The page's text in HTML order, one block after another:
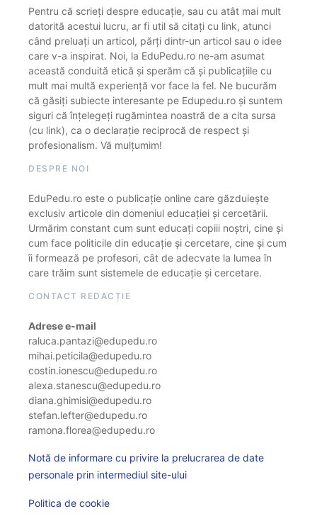
Pentru că scrieți despre educație, sau cu atât mai mult
datorită acestui lucru, ar fi util să citați cu link, atunci
când preluați un articol, părți dintr-un articol sau o idee
care v-a inspirat. Noi, la EduPedu.ro ne-am asumat
această conduită etică și sperăm că și publicațiile cu
mult mai multă experiență vor face la fel. Ne bucurăm
că găsiți subiecte interesante pe Edupedu.ro și suntem
siguri că înțelegeți rugămintea noastră de a cita sursa
(cu link), ca o declarație reciprocă de respect și
profesionalism. Vă mulțumim!
DESPRE NOI
EduPedu.ro este o publicație online care găzduiește
exclusiv articole din domeniul educației și cercetării.
Urmărim constant cum sunt educați copiii noștri, cine și
cum face politicile din educație și cercetare, cine și cum
îi formează pe profesori, cât de adecvate la lumea în
care trăim sunt sistemele de educație și cercetare.
CONTACT REDACȚIE
Adrese e-mail
raluca.pantazi@edupedu.ro
mihai.peticila@edupedu.ro
costin.ionescu@edupedu.ro
alexa.stanescu@edupedu.ro
diana.ghimisi@edupedu.ro
stefan.lefter@edupedu.ro
ramona.florea@edupedu.ro
Notă de informare cu privire la prelucrarea de date
personale prin intermediul site-ului
Politica de cookie